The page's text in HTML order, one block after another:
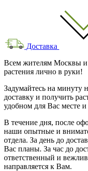
Доставка
Всем жителям Москвы и
растения лично в руки!
Задумайтесь на минуту
доставку и получить
удобном для Вас месте
В течение дня, после
наши опытные и
отдела. За день до
Вас планы. За час до
ответственный и
направляется к Вам.